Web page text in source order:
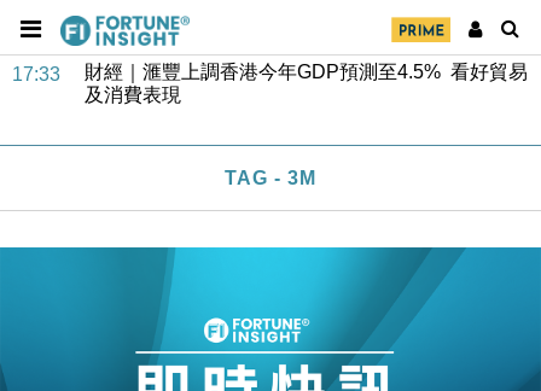
財經｜華僑銀行上半年淨利創新高 中期息增15%至
47仙
17:33
財經｜滙豐上調香港今年GDP預測至4.5% 看好貿易
及消費表現
財經｜恒隆10月換帥 玩具「反」斗城亞洲CEO蔡德
財經｜韓股反覆波動收跌 連挫7周創逾3年最長跌勢
財經｜內地7月美元計價出口增近24%勝預期 貿易順
TAG - 3M